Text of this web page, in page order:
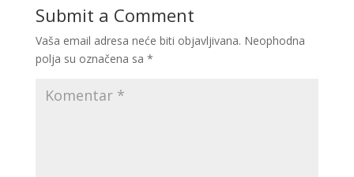
Submit a Comment
Vaša email adresa neće biti objavljivana. Neophodna
polja su označena sa *